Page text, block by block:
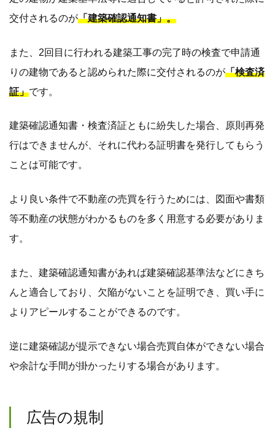
交付されるのが「建築確認通知書」。
また、2回目に行われる建築工事の完了時の検査で申請通
りの建物であると認められた際に交付されるのが「検査済
証」です。
建築確認通知書・検査済証ともに紛失した場合、原則再発
行はできませんが、それに代わる証明書を発行してもらう
ことは可能です。
より良い条件で不動産の売買を行うためには、図面や書類
等不動産の状態がわかるものを多く用意する必要がありま
す。
また、建築確認通知書があれば建築確認基準法などにきち
んと適合しており、欠陥がないことを証明でき、買い手に
よりアピールすることができるのです。
逆に建築確認が提示できない場合売買自体ができない場合
や余計な手間が掛かったりする場合があります。
広告の規制